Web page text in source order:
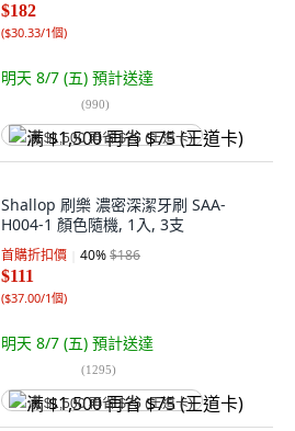
$182
($30.33/1個)
明天 8/7 (五) 預計送達
(990)
满 $1,500 再省 $75 (王道卡)
Shallop 刷樂 濃密深潔牙刷 SAA-
H004-1 顏色隨機, 1入, 3支
首購折扣價 40%$186
$111
($37.00/1個)
明天 8/7 (五) 預計送達
(1295)
满 $1,500 再省 $75 (王道卡)